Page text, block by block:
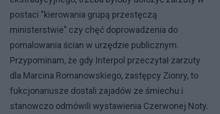
postaci "kierowania grupą przestęczą
ministerstwie" czy chęć doprowadzenia do
pomalowania ścian w urzędzie publicznym.
Przypominam, że gdy Interpol przeczytał zarzuty
dla Marcina Romanowskiego, zastępcy Zionry, to
fukcjonariusze dostali zajadów ze śmiechu i
stanowczo odmówili wystawienia Czerwonej Noty.